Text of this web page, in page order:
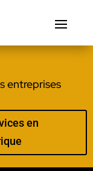
entreprises
en